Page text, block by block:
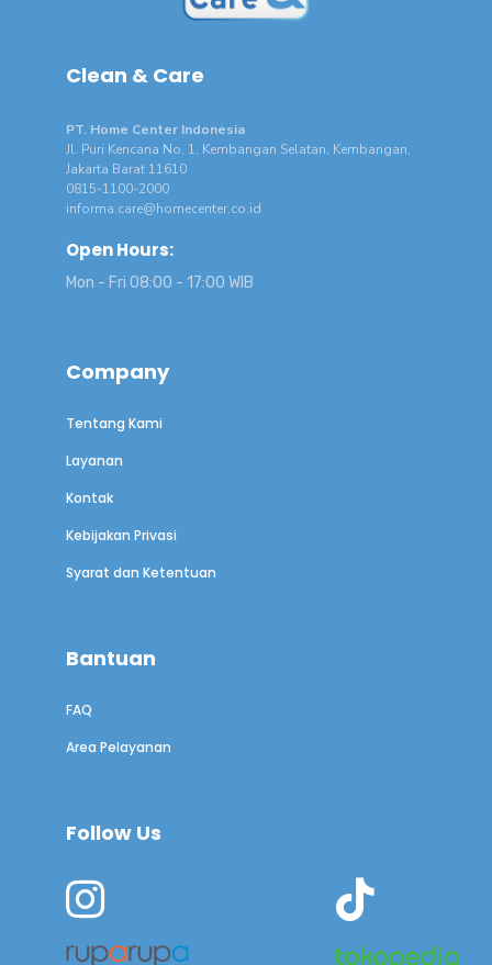
Clean & Care
PT. Home Center Indonesia
Jl. Puri Kencana No. 1, Kembangan Selatan, Kembangan,
Jakarta Barat 11610
0815-1100-2000
informa.care@homecenter.co.id
Open Hours:
Mon - Fri 08:00 - 17:00 WIB
Company
Tentang Kami
Layanan
Kontak
Kebijakan Privasi
Syarat dan Ketentuan
Bantuan
FAQ
Area Pelayanan
Follow Us